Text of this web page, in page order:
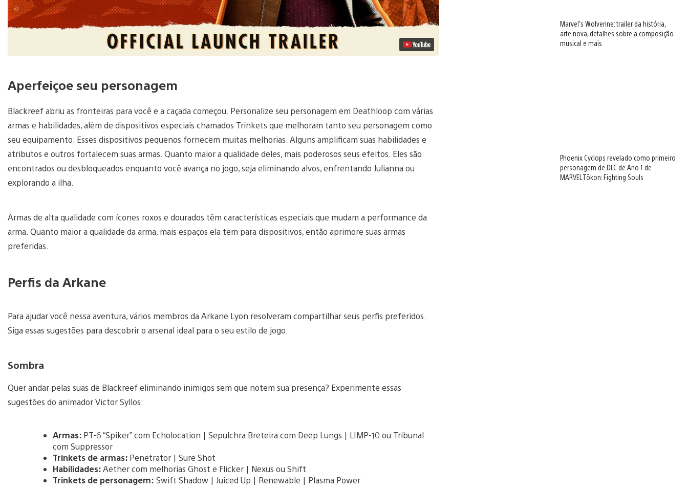
Aperfeiçoe seu personagem
Blackreef abriu as fronteiras para você e a caçada começou. Personalize seu personagem em Deathloop com várias
armas e habilidades, além de dispositivos especiais chamados Trinkets que melhoram tanto seu personagem como
seu equipamento. Esses dispositivos pequenos fornecem muitas melhorias. Alguns amplificam suas habilidades e
atributos e outros fortalecem suas armas. Quanto maior a qualidade deles, mais poderosos seus efeitos. Eles são
encontrados ou desbloqueados enquanto você avança no jogo, seja eliminando alvos, enfrentando Julianna ou
explorando a ilha.
Armas de alta qualidade com ícones roxos e dourados têm características especiais que mudam a performance da
arma. Quanto maior a qualidade da arma, mais espaços ela tem para dispositivos, então aprimore suas armas
preferidas.
Perfis da Arkane
Para ajudar você nessa aventura, vários membros da Arkane Lyon resolveram compartilhar seus perfis preferidos.
Siga essas sugestões para descobrir o arsenal ideal para o seu estilo de jogo.
Sombra
Quer andar pelas suas de Blackreef eliminando inimigos sem que notem sua presença? Experimente essas
sugestões do animador Victor Syllos:
Armas: PT-6 “Spiker” com Echolocation | Sepulchra Breteira com Deep Lungs | LIMP-10 ou Tribunal
com Suppressor
Trinkets de armas: Penetrator | Sure Shot
Habilidades:Aether com melhorias Ghost e Flicker | Nexus ou Shift
Trinkets de personagem: Swift Shadow | Juiced Up | Renewable | Plasma Power
Marvel’s Wolverine: trailer da história,
arte nova, detalhes sobre a composição
musical e mais
Phoenix Cyclops revelado como primeiro
personagem de DLC de Ano 1 de
MARVEL Tōkon: Fighting Souls